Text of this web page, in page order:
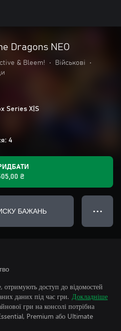
Dragons NEO
& Bleem! • Військові
•
Series X|S
4
₴
БАЖАНЬ ● ● ●
отримують доступ до відомостей
даних під час гри. Докладніше
гри на консолі потрібна
Premium або Ultimate